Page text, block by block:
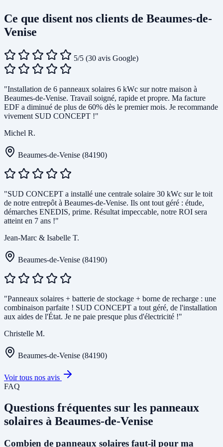
Ce que disent nos clients de Beaumes-de-
Venise
5/5 (30 avis Google)
"Installation de 6 panneaux solaires 6 kWc sur notre maison à
Beaumes-de-Venise. Travail soigné, rapide et propre. Ma facture
EDF a diminué de plus de 60% dès le premier mois. Je recommande
vivement SUD CONCEPT !"
Michel R.
Beaumes-de-Venise (84190)
"SUD CONCEPT a installé une centrale solaire 30 kWc sur le toit
de notre entrepôt à Beaumes-de-Venise. Ils ont tout géré : étude,
démarches ENEDIS, prime. Résultat impeccable, notre ROI sera
atteint en 7 ans !"
Jean-Marc & Isabelle T.
Beaumes-de-Venise (84190)
"Panneaux solaires + batterie de stockage + borne de recharge : une
combinaison parfaite ! SUD CONCEPT a tout géré, de l'installation
aux aides de l'État. Je ne paie presque plus d'électricité !"
Christelle M.
Beaumes-de-Venise (84190)
Voir tous nos avis
FAQ
Questions fréquentes sur les panneaux
solaires à Beaumes-de-Venise
Combien de panneaux solaires faut-il pour ma